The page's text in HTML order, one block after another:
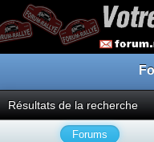
Résultats de la recherche
Forums